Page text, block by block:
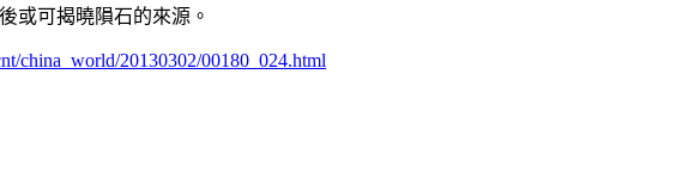
或可揭曉隕石的來源。
china_world/20130302/00180_024.html